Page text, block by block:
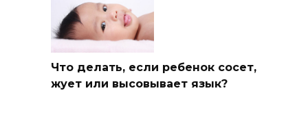
Что делать, если ребенок сосет,
жует или высовывает язык?